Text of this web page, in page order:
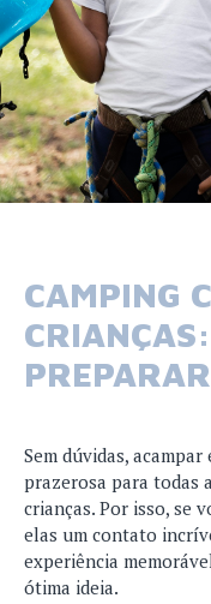
CAMPING
Sem dúvidas,
prazerosa para todas
crianças. Por isso, se
elas um contato
experiência
ótima ideia.